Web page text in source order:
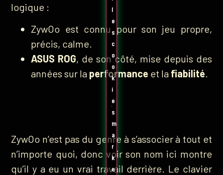
logique :
ZywOo est connu pour son jeu propre,
précis, calme.
ASUS ROG, de son côté, mise depuis des
années sur la performance et la fiabilité.
l
e
s
c
o
o
k
i
e
s
m
a
r
k
e
ZywOo n’est pas du genre à s’associer à tout et
n’importe quoi, donc voir son nom ici montre
qu’il y a eu un vrai travail derrière. Le clavier